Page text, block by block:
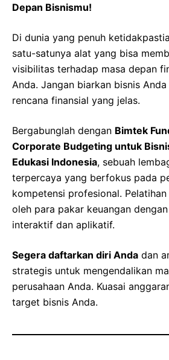
Depan Bisnismu!
Di dunia yang penuh
satu-satunya alat yang bisa
visibilitas terhadap masa depan
Anda. Jangan biarkan bisnis
rencana finansial yang jelas.
Bergabunglah dengan Bimtek
Corporate Budgeting untuk
Edukasi Indonesia, sebuah
terpercaya yang berfokus pada
kompetensi profesional.
oleh para pakar keuangan
interaktif dan aplikatif.
Segera daftarkan diri Anda dan
strategis untuk mengendalikan
perusahaan Anda. Kuasai
target bisnis Anda.